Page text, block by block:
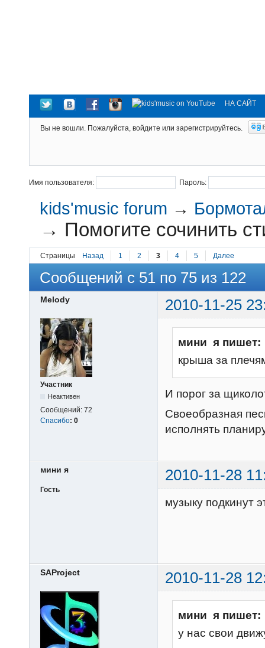
НА САЙТ
Вы не вошли. Пожалуйста, войдите или зарегистрируйтесь.
Имя пользователя: Пароль:
kids'music forum →
→ Помогите сочинить
Страницы Назад 1 2 3 4 5 Далее
Сообщений с 51 по 75 из 122
Melody 2010-11-25
Участник
Неактивен
Сообщений: 72
Спасибо: 0
мини я пишет:
крыша за
И порог за
Своеобразная
исполнять
мини я 2010-11-28
Гость
музыку
SAProject 2010-11-28
мини я пишет:
у нас свои